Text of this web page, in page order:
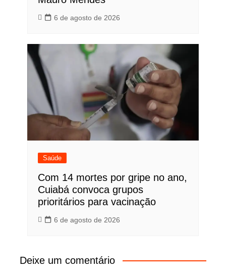
6 de agosto de 2026
Saúde
Com 14 mortes por gripe no ano,
Cuiabá convoca grupos
prioritários para vacinação
6 de agosto de 2026
Deixe um comentário